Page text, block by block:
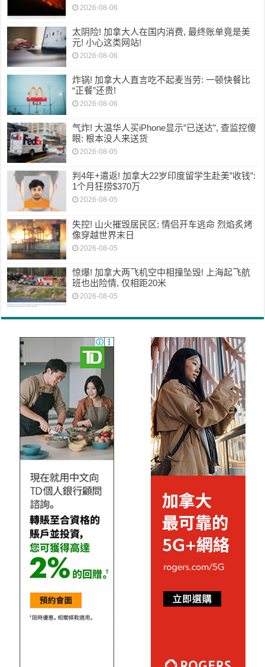
2026-08-06
太阴险! 加拿大人在国内消费, 最终账单竟是美
元! 小心这类网站!
2026-08-06
炸锅! 加拿大人直言吃不起麦当劳: 一顿快餐比
“正餐”还贵!
2026-08-06
气炸! 大温华人买iPhone显示”已送达”, 查监控傻
眼: 根本没人来送货
2026-08-05
判4年+遣返! 加拿大22岁印度留学生赴美”收钱”:
1个月狂捞$370万
2026-08-05
失控! 山火摧毁居民区; 情侣开车逃命 烈焰炙烤
像穿越世界末日
2026-08-05
惊爆! 加拿大两飞机空中相撞坠毁! 上海起飞航
班也出险情, 仅相距20米
2026-08-05